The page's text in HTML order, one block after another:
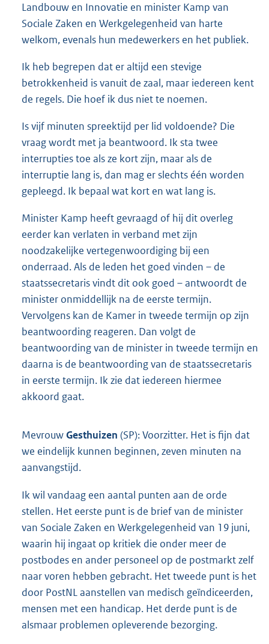
Landbouw en Innovatie en minister Kamp van
Sociale Zaken en Werkgelegenheid van harte
welkom, evenals hun medewerkers en het publiek.
Ik heb begrepen dat er altijd een stevige
betrokkenheid is vanuit de zaal, maar iedereen kent
de regels. Die hoef ik dus niet te noemen.
Is vijf minuten spreektijd per lid voldoende? Die
vraag wordt met ja beantwoord. Ik sta twee
interrupties toe als ze kort zijn, maar als de
interruptie lang is, dan mag er slechts één worden
gepleegd. Ik bepaal wat kort en wat lang is.
Minister Kamp heeft gevraagd of hij dit overleg
eerder kan verlaten in verband met zijn
noodzakelijke vertegenwoordiging bij een
onderraad. Als de leden het goed vinden – de
staatssecretaris vindt dit ook goed – antwoordt de
minister onmiddellijk na de eerste termijn.
Vervolgens kan de Kamer in tweede termijn op zijn
beantwoording reageren. Dan volgt de
beantwoording van de minister in tweede termijn en
daarna is de beantwoording van de staatssecretaris
in eerste termijn. Ik zie dat iedereen hiermee
akkoord gaat.
MevrouwGesthuizen (SP): Voorzitter. Het is fijn dat
we eindelijk kunnen beginnen, zeven minuten na
aanvangstijd.
Ik wil vandaag een aantal punten aan de orde
stellen. Het eerste punt is de brief van de minister
van Sociale Zaken en Werkgelegenheid van 19 juni,
waarin hij ingaat op kritiek die onder meer de
postbodes en ander personeel op de postmarkt zelf
naar voren hebben gebracht. Het tweede punt is het
door PostNL aanstellen van medisch geïndiceerden,
mensen met een handicap. Het derde punt is de
alsmaar problemen opleverende bezorging.